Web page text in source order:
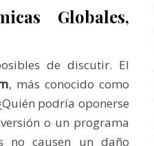
Globales,
de discutir. El
, más conocido como
podría oponerse
o un programa
no causen un daño